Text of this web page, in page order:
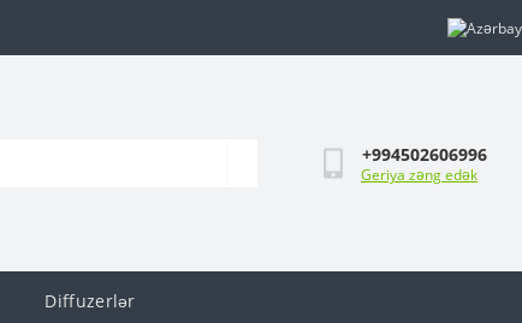
+994502606996
Geriya zəng edək
Diffuzerlər